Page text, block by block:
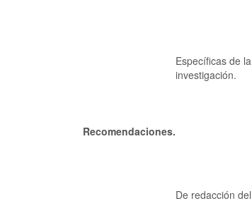
Recomendaciones.
Específicas de la
investigación.
De redacción del